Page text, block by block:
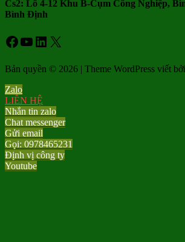
Cs2: Lô 4-12 Khu B-Cụm Công Nghiệp,
Bình Định
Facebook
Youtube
LinkedIn
X
Bản quyền © 2026 | Theme WordPress viết bởi
Zalo
LIÊN HỆ
Nhắn tin zalo
Chat messenger
Gửi email
Gọi: 0978465231
Định vị công ty
Youtube